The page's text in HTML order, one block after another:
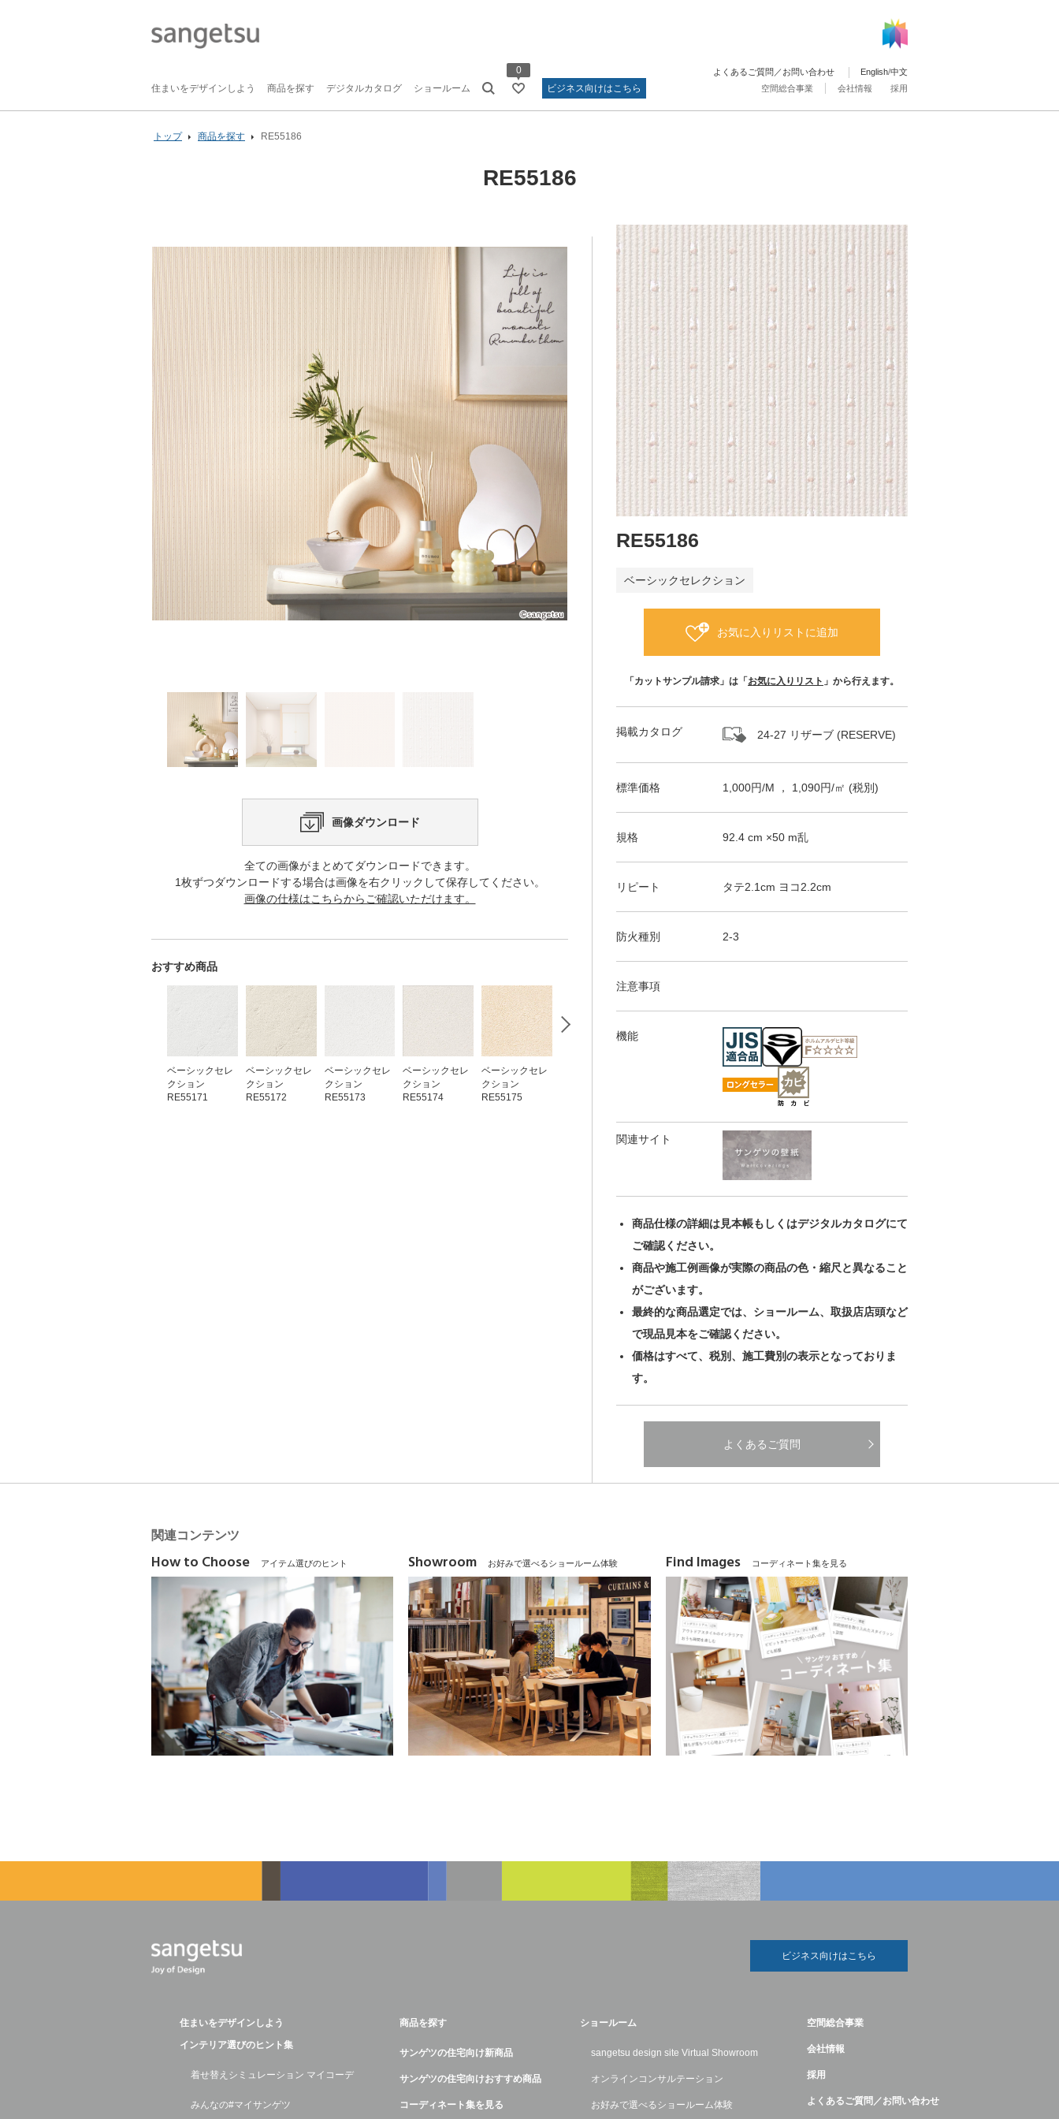
住まいをデザインしよう 商品を探す デジタルカタログ ショールーム
0
ビジネス向けはこちら
空間総合事業 会社情報 採用
よくあるご質問／お問い合わせ English/中文
トップ 商品を探す RE55186
RE55186
画像ダウンロード
全ての画像がまとめてダウンロードできます。
1枚ずつダウンロードする場合は画像を右クリックして保存してください。
画像の仕様はこちらからご確認いただけます。
おすすめ商品
ベーシックセレ
クション
RE55171
ベーシックセレ
クション
RE55172
ベーシックセレ
クション
RE55173
ベーシックセレ
クション
RE55174
ベーシックセレ
クション
RE55175
ベーシックセレ
クション
ベーシックセレ
クション
RE55179
RE55186
ベーシックセレクション
お気に入りリストに追加
「カットサンプル請求」は「 お気に入りリスト 」から行えます。
掲載カタログ 24-27 リザーブ (RESERVE)
標準価格 1,000円/M ， 1,090円/㎡ (税別)
規格 92.4 cm ×50 m乱
リピート タテ2.1cm ヨコ2.2cm
防火種別 2-3
注意事項
機能
関連サイト
商品仕様の詳細は見本帳もしくはデジタルカタログにて
ご確認ください。
商品や施工例画像が実際の商品の色・縮尺と異なること
がございます。
最終的な商品選定では、ショールーム、取扱店店頭など
で現品見本をご確認ください。
価格はすべて、税別、施工費別の表示となっておりま
す。
よくあるご質問
関連コンテンツ
How to Choose アイテム選びのヒント Showroom お好みで選べるショールーム体験 Find Images コーディネート集を見る
ビジネス向けはこちら
住まいをデザインしよう
インテリア選びのヒント集
着せ替えシミュレーション マイコーデ
みんなの#マイサンゲツ
商品を探す
サンゲツの住宅向け新商品
サンゲツの住宅向けおすすめ商品
コーディネート集を見る
ショールーム
sangetsu design site Virtual Showroom
オンラインコンサルテーション
お好みで選べるショールーム体験
空間総合事業
会社情報
採用
よくあるご質問／お問い合わせ